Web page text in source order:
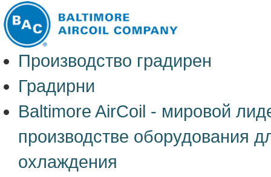
Производство градирен
Градирни
Baltimore AirCoil - мировой
производстве оборудования
охлаждения